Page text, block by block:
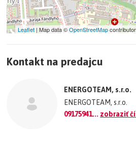
−
Leaflet| Map data ©OpenStreetMap
Kontakt na predajcu
ENERGOTEAM, s.r.o.
ENERGOTEAM, s.r.o.
09175941... zobraziť